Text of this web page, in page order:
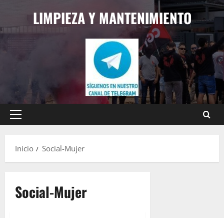
contenido
LIMPIEZA Y MANTENIMIENTO
Menú
Inicio
Social-Mujer
Social-Mujer